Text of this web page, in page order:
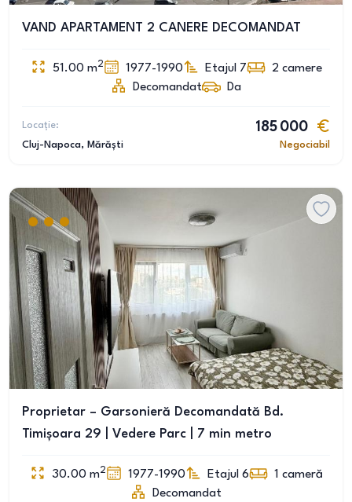
VAND APARTAMENT 2 CANERE DECOMANDAT
51.00 m2 1977-1990 Etajul 7 2 camere
Decomandat
Da
Locație:
Cluj-Napoca, Mărăști
185 000
Negociabil
Proprietar – Garsonieră Decomandată Bd.
Timișoara 29 | Vedere Parc | 7 min metro
30.00 m2 1977-1990 Etajul 6 1 cameră
Decomandat